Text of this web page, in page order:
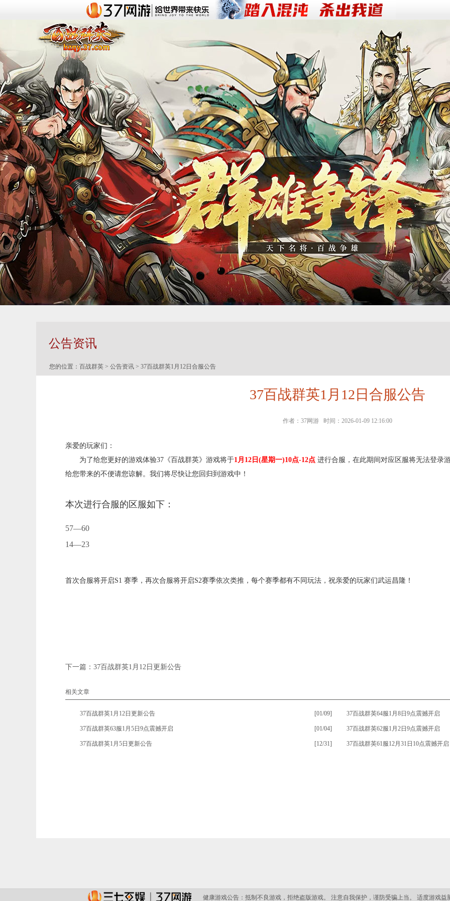
公告资讯
您的位置： 百战群英 > 公告资讯 > 37百战群英1月12日合服公告
37百战群英1月12日合服公告
作者：37网游 时间：2026-01-09 12:16:00
亲爱的玩家们：
为了给您更好的游戏体验37《百战群英》游戏将于1月12日(星期一)10点-12点 进行合服，在此期间对应区服将无法登录
给您带来的不便请您谅解。我们将尽快让您回归到游戏中！
本次进行合服的区服如下：
57—60
14—23
首次合服将开启S1 赛季，再次合服将开启S2赛季依次类推，每个赛季都有不同玩法，祝亲爱的玩家们武运昌隆！
下一篇： 37百战群英1月12日更新公告
相关文章
[01/09]
37百战群英1月12日更新公告 37百战群英64服1月8日9点震撼开启
[01/04]
37百战群英63服1月5日9点震撼开启 37百战群英62服1月2日9点震撼开启
[12/31]
37百战群英1月5日更新公告 37百战群英61服12月31日10点震撼开启
健康游戏公告： 抵制不良游戏，拒绝盗版游戏。 注意自我保护，谨防受骗上当。 适度游戏